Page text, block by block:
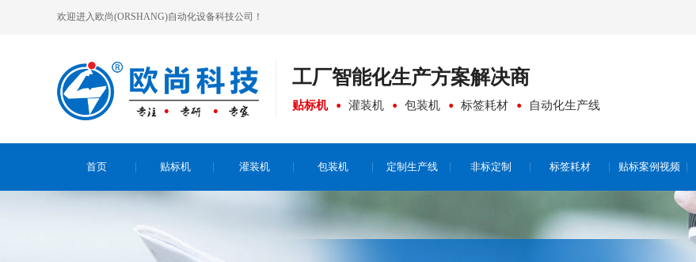
欢迎进入欧尚(ORSHANG)自动化设备科技公司！
工厂智能化生产方案解决商
贴标机 灌装机 包装机 标签耗材 自动化生产线
首页 贴标机 灌装机 包装机 定制生产线 非标定制 标签耗材 贴标案例视频